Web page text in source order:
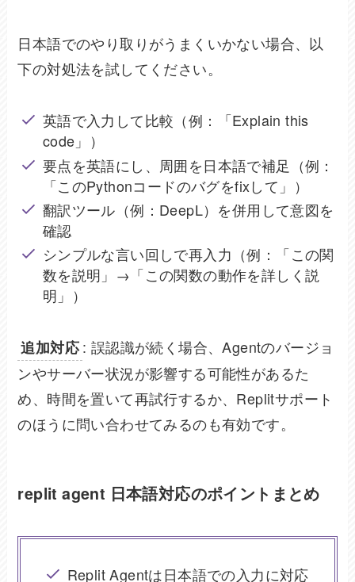
日本語でのやり取りがうまくいかない場合、以
下の対処法を試してください。
英語で入力して比較（例：「Explain this
code」）
要点を英語にし、周囲を日本語で補足（例：
「このPythonコードのバグをfixして」）
翻訳ツール（例：DeepL）を併用して意図を
確認
シンプルな言い回しで再入力（例：「この関
数を説明」→「この関数の動作を詳しく説
明」）
追加対応: 誤認識が続く場合、Agentのバージョ
ンやサーバー状況が影響する可能性があるた
め、時間を置いて再試行するか、Replitサポート
のほうに問い合わせてみるのも有効です。
replit agent 日本語対応のポイントまとめ
Replit Agentは日本語での入力に対応